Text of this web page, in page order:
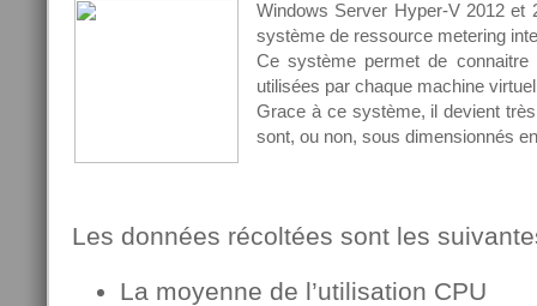
Windows Server Hyper-V 2012 et
système de ressource metering
Ce système permet de connaitre
utilisées par chaque machine
Grace à ce système, il devient
sont, ou non, sous dimensionnés
Les données récoltées sont les
La moyenne de l’utilisation CPU